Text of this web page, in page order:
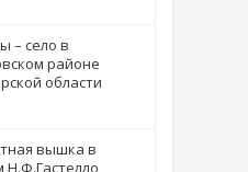
– село в
районе
области
вышка в
Н.Ф.Гастелло